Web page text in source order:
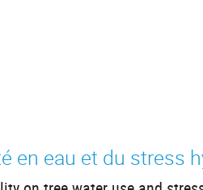
en eau et du stress